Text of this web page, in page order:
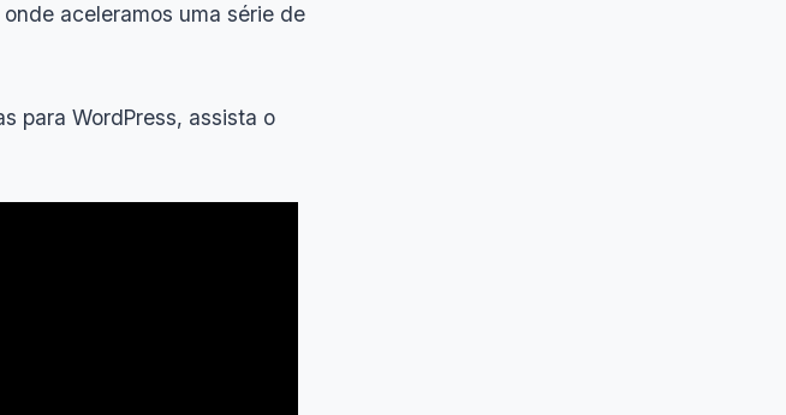
aceleramos uma série de
para WordPress, assista o